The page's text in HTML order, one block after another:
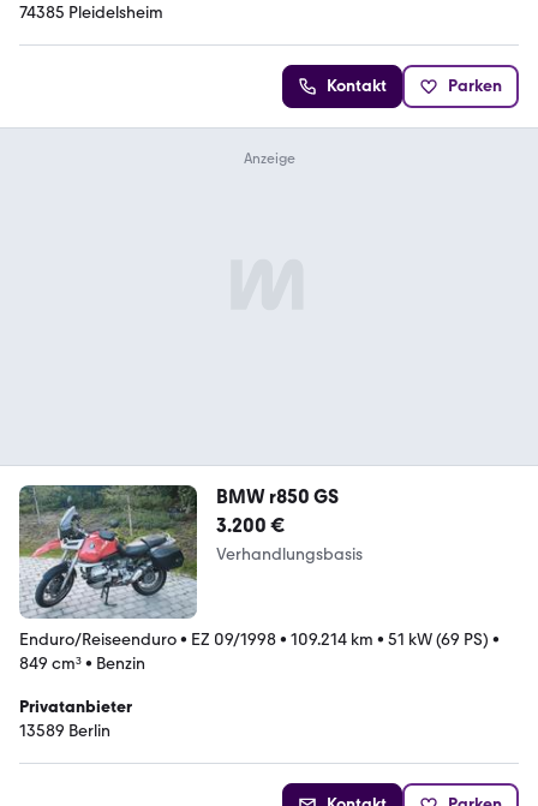
74385 Pleidelsheim
Kontakt Parken
BMW r850 GS
3.200 €
Verhandlungsbasis
Enduro/Reiseenduro• EZ 09/1998• 109.214 km • 51 kW (69 PS) •
849 cm³• Benzin
Privatanbieter
13589 Berlin